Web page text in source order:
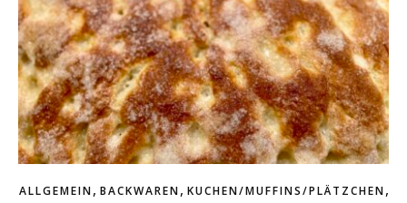
ALLGEMEIN, BACKWAREN, KUCHEN/MUFFINS/PLÄTZCHEN,